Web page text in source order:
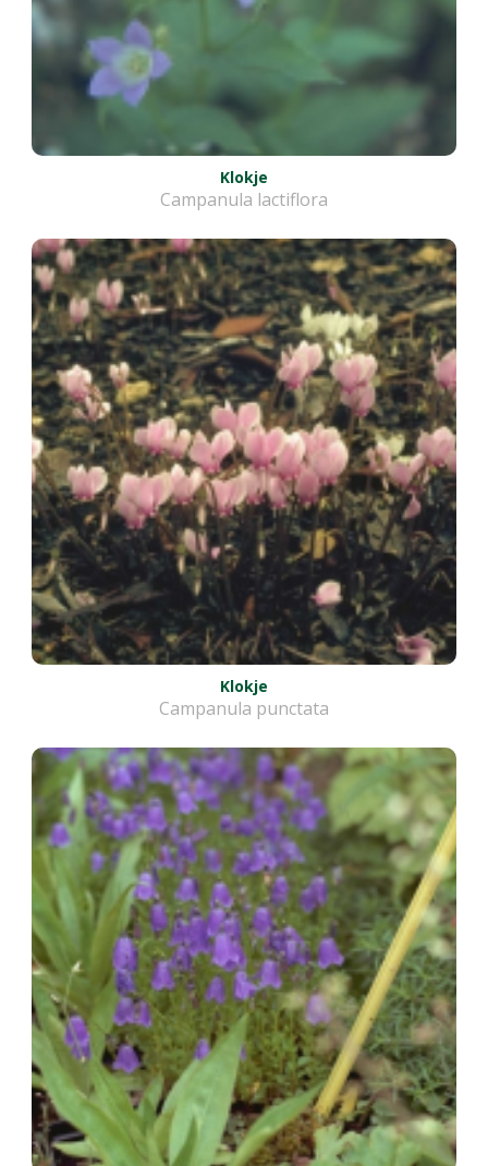
Klokje
Campanula lactiflora
Klokje
Campanula punctata